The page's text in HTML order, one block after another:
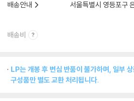
배송안내
서울특별시 영등포구
배송비
LP는 개봉 후 변심 반품이 불가하며, 일부
구성품만 별도 교환 처리됩니다.